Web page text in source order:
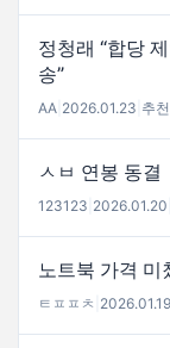
정청래 “합당
송”
AA 2026.01.23 추
ㅅㅂ 연봉 동결
123123 2026.01.20
노트북 가격 미
ㅌㅍㅍㅊ 2026.01.19